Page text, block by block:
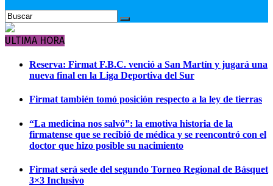
ULTIMA HORA
Reserva: Firmat F.B.C. venció a San Martín y jugará una
nueva final en la Liga Deportiva del Sur
Firmat también tomó posición respecto a la ley de tierras
“La medicina nos salvó”: la emotiva historia de la
firmatense que se recibió de médica y se reencontró con el
doctor que hizo posible su nacimiento
Firmat será sede del segundo Torneo Regional de Básquet
3×3 Inclusivo